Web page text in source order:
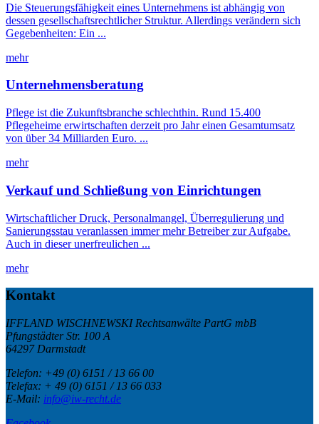
Die Steuerungsfähigkeit eines Unternehmens ist abhängig von
dessen gesellschaftsrechtlicher Struktur. Allerdings verändern sich
Gegebenheiten: Ein ...
mehr
Unternehmensberatung
Pflege ist die Zukunftsbranche schlechthin. Rund 15.400
Pflegeheime erwirtschaften derzeit pro Jahr einen Gesamtumsatz
von über 34 Milliarden Euro. ...
mehr
Verkauf und Schließung von Einrichtungen
Wirtschaftlicher Druck, Personalmangel, Überregulierung und
Sanierungsstau veranlassen immer mehr Betreiber zur Aufgabe.
Auch in dieser unerfreulichen ...
mehr
Kontakt
IFFLAND WISCHNEWSKI Rechtsanwälte PartG mbB
Pfungstädter Str. 100 A
64297 Darmstadt
Telefon: +49 (0) 6151 / 13 66 00
Telefax: + 49 (0) 6151 / 13 66 033
E-Mail: info@iw-recht.de